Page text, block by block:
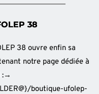
38
38 ouvre enfin sa
notre page dédiée à
:→
boutique-ufolep-